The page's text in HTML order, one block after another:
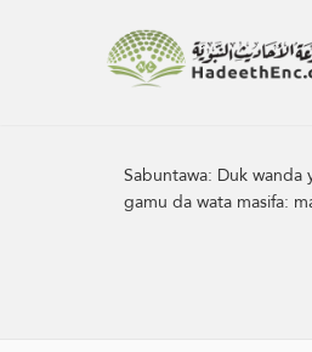
Sabuntawa: Duk wanda
gamu da wata masifa: